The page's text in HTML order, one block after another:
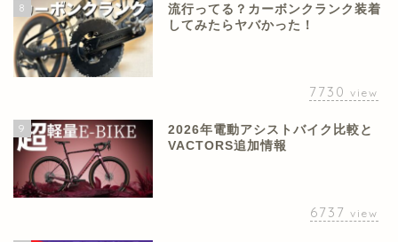
8
流行ってる？カーボンクランク装着
してみたらヤバかった！
7730 view
9
2026年電動アシストバイク比較と
VACTORS追加情報
6737 view